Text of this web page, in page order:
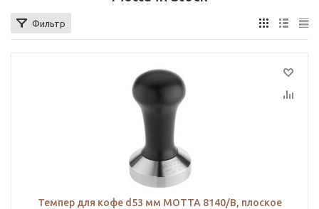
Фильтр
Темпер для кофе d53 мм MOTTA 8140/B, плоское